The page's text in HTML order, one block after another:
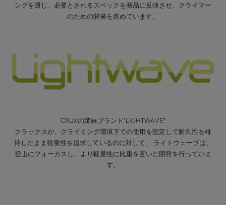
ングを通じ、必要とされるスペックを商品に反映させ、クライマー
のための開発を進めています。
CRUXの姉妹ブランド"LIGHTWAVE"
クラックスが、クライミング環境下での使用を想定して耐久性を維
持したまま軽量性を追求しているのに対して、 ライトウェーブは、
登山にフォーカスし、より軽量性に比重を置いた開発を行っていま
す。